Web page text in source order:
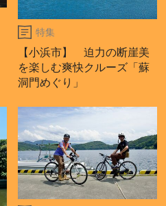
特集
【小浜市】 迫力の断崖美
を楽しむ爽快クルーズ「蘇
洞門めぐり」